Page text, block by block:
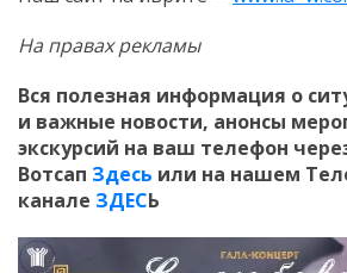
На правах рекламы
Вся полезная информация о
и важные новости, анонсы
экскурсий на ваш телефон
Вотсап Здесь или на нашем
канале ЗДЕСЬ